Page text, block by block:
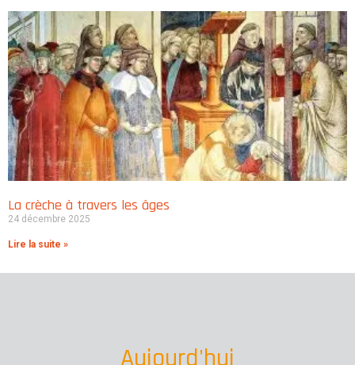
La crèche à travers les âges
24 décembre 2025
Lire la suite »
Aujourd'hui